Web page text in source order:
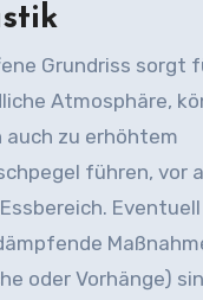
Grundriss sorgt
Atmosphäre,
auch zu erhöhtem
führen, vor
oder Vorhänge)